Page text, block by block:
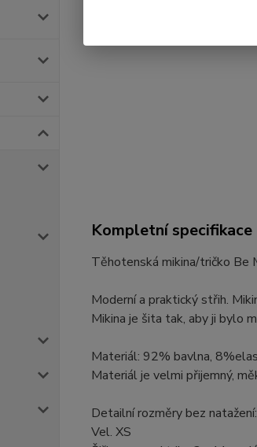
Kompletní specifikace
Těhotenská mikina/tričko Be
Moderní a praktický střih.
Mikina je šita tak, aby ji bylo
Materiál: 92% bavlna,
Materiál je velmi přijemný,
Detailní rozměry bez natažení:
Vel. XS